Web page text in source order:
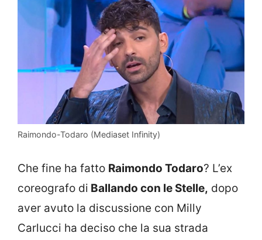
Raimondo-Todaro (Mediaset Infinity)
Che fine ha fatto Raimondo Todaro? L’ex
coreografo di Ballando con le Stelle, dopo
aver avuto la discussione con Milly
Carlucci ha deciso che la sua strada